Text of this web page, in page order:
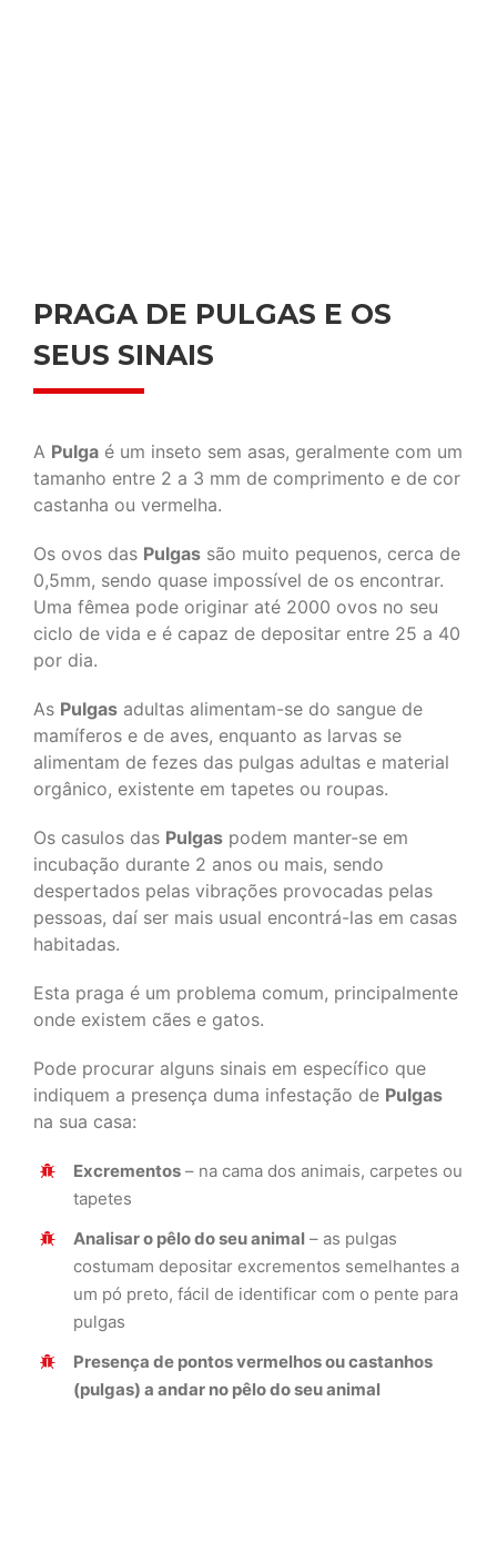
PRAGA DE PULGAS E OS
SEUS SINAIS
A Pulga é um inseto sem asas, geralmente com um
tamanho entre 2 a 3 mm de comprimento e de cor
castanha ou vermelha.
Os ovos das Pulgas são muito pequenos, cerca de
0,5mm, sendo quase impossível de os encontrar.
Uma fêmea pode originar até 2000 ovos no seu
ciclo de vida e é capaz de depositar entre 25 a 40
por dia.
As Pulgas adultas alimentam-se do sangue de
mamíferos e de aves, enquanto as larvas se
alimentam de fezes das pulgas adultas e material
orgânico, existente em tapetes ou roupas.
Os casulos das Pulgas podem manter-se em
incubação durante 2 anos ou mais, sendo
despertados pelas vibrações provocadas pelas
pessoas, daí ser mais usual encontrá-las em casas
habitadas.
Esta praga é um problema comum, principalmente
onde existem cães e gatos.
Pode procurar alguns sinais em específico que
indiquem a presença duma infestação de Pulgas
na sua casa:
Excrementos – na cama dos animais, carpetes ou
tapetes
Analisar o pêlo do seu animal – as pulgas
costumam depositar excrementos semelhantes a
um pó preto, fácil de identificar com o pente para
pulgas
Presença de pontos vermelhos ou castanhos
(pulgas) a andar no pêlo do seu animal